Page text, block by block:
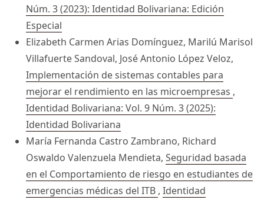
Núm. 3 (2023): Identidad Bolivariana: Edición
Especial
Elizabeth Carmen Arias Domínguez, Marilú Marisol
Villafuerte Sandoval, José Antonio López Veloz,
Implementación de sistemas contables para
mejorar el rendimiento en las microempresas ,
Identidad Bolivariana: Vol. 9 Núm. 3 (2025):
Identidad Bolivariana
María Fernanda Castro Zambrano, Richard
Oswaldo Valenzuela Mendieta, Seguridad basada
en el Comportamiento de riesgo en estudiantes de
emergencias médicas del ITB , Identidad